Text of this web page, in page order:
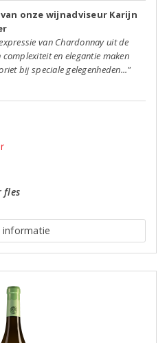
onze wijnadviseur Karijn
van Chardonnay uit de
en elegantie maken
bij speciale gelegenheden..."
fles
informatie